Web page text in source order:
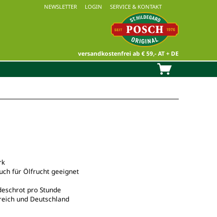
NEWSLETTER LOGIN SERVICE & KONTAKT
versandkostenfrei ab € 59,- AT + DE
für Ölfrucht geeignet
pro Stunde
und Deutschland